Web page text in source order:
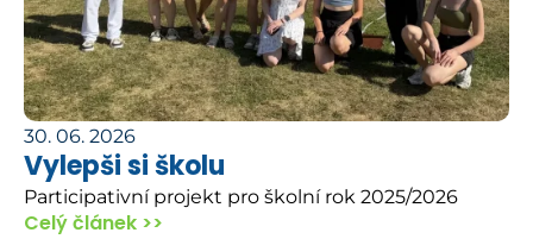
30. 06. 2026
Vylepši si školu
Participativní projekt pro školní rok 2025/2026
Celý článek >>